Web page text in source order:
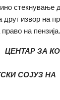
стекнување
друг извор на
на пензија.
ЦЕНТАР ЗА
СОЈУЗ НА